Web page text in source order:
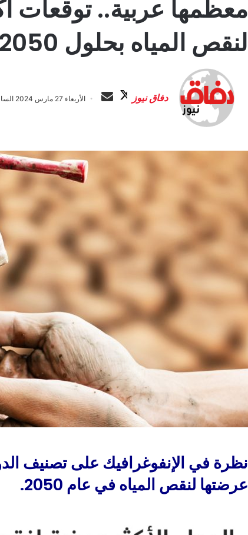
معظمها عربية.. توقعات
لنقص المياه بحلول 2050
دفاق نيوز
ا
ب
ل
ر
ل
ك
ت
ر
ن
ي
ا
الأربعاء 27 مارس 2024 الساعة 1:28 م
نظرة في الإنفوغرافيك على تصنيف
عرضتها لنقص المياه في عام 2050.